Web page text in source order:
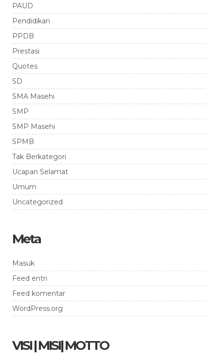
PAUD
Pendidikan
PPDB
Prestasi
Quotes
SD
SMA Masehi
SMP
SMP Masehi
SPMB
Tak Berkategori
Ucapan Selamat
Umum
Uncategorized
Meta
Masuk
Feed entri
Feed komentar
WordPress.org
VISI | MISI| MOTTO